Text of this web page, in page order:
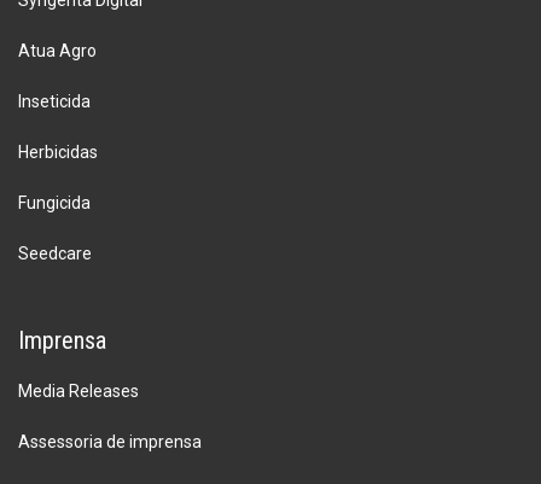
Atua Agro
Inseticida
Herbicidas
Fungicida
Seedcare
Imprensa
Media Releases
Assessoria de imprensa